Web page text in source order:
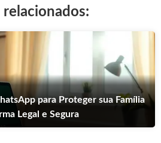
relacionados:
para Proteger sua Família
Legal e Segura